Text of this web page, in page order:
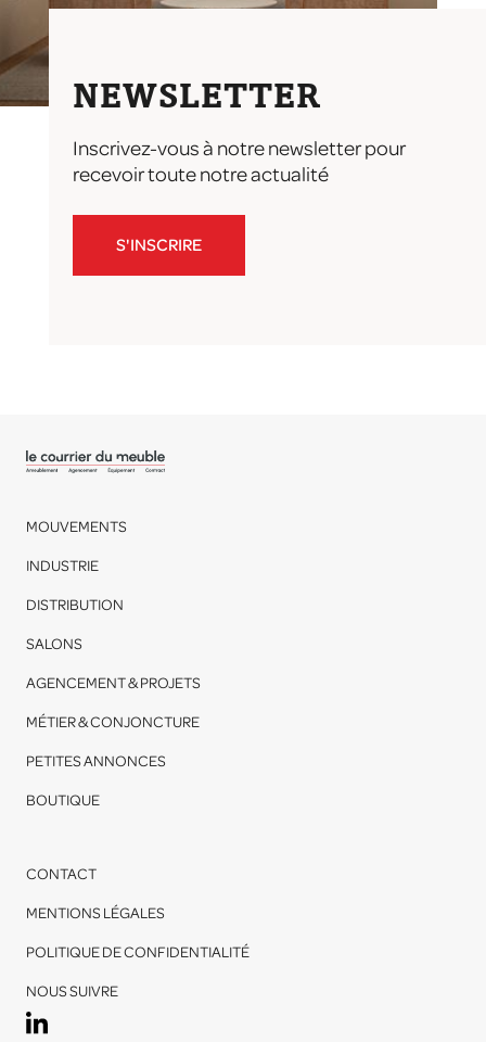
NEWSLETTER
Inscrivez-vous à notre newsletter pour
recevoir toute notre actualité
S'INSCRIRE
MOUVEMENTS
INDUSTRIE
DISTRIBUTION
SALONS
AGENCEMENT & PROJETS
MÉTIER & CONJONCTURE
PETITES ANNONCES
BOUTIQUE
CONTACT
MENTIONS LÉGALES
POLITIQUE DE CONFIDENTIALITÉ
NOUS SUIVRE